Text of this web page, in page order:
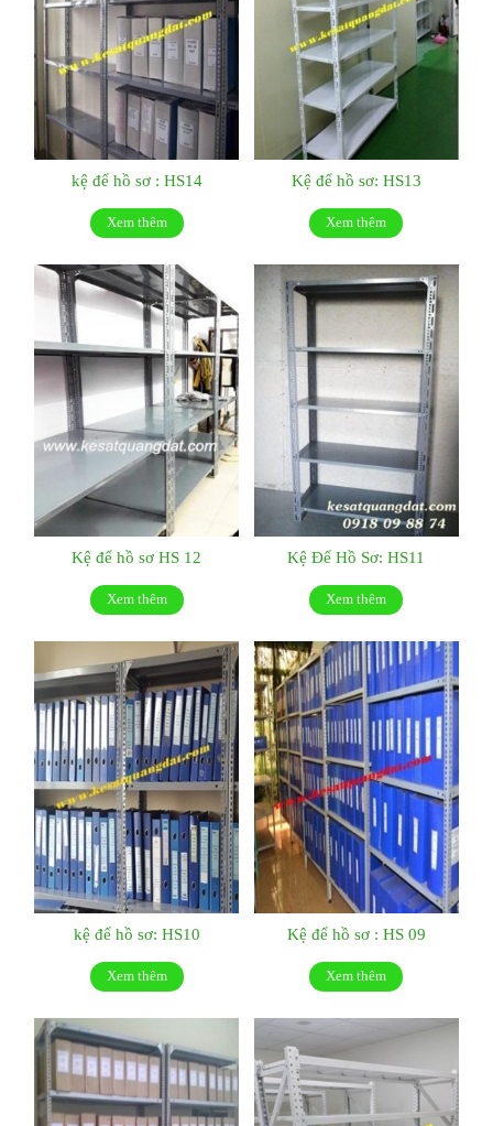
kệ để hồ sơ : HS14
Xem thêm
Kệ để hồ sơ: HS13
Xem thêm
Kệ để hồ sơ HS 12
Xem thêm
Kệ Để Hồ Sơ: HS11
Xem thêm
kệ để hồ sơ: HS10
Xem thêm
Kệ để hồ sơ : HS 09
Xem thêm